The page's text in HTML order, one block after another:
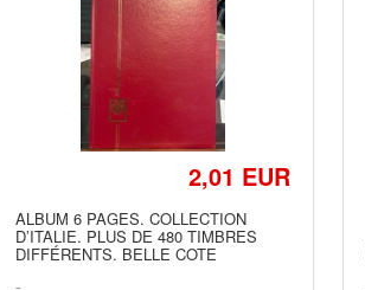
2,01 EUR
ALBUM 6 PAGES. COLLECTION
D’ITALIE. PLUS DE 480 TIMBRES
DIFFÉRENTS. BELLE COTE